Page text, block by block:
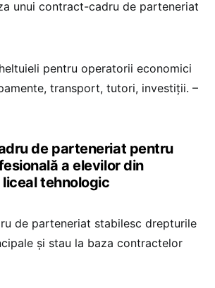
unui contract-cadru de parteneriat
pentru operatorii economici
transport, tutori, investiții. –
de parteneriat pentru
a elevilor din
tehnologic
de parteneriat stabilesc drepturile
și stau la baza contractelor